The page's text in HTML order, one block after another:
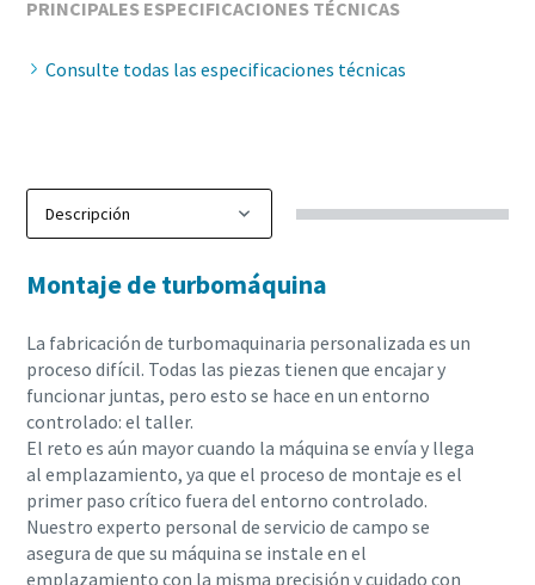
PRINCIPALES ESPECIFICACIONES TÉCNICAS
Consulte todas las especificaciones técnicas
Montaje de turbomáquina
La fabricación de turbomaquinaria personalizada es un
proceso difícil. Todas las piezas tienen que encajar y
funcionar juntas, pero esto se hace en un entorno
controlado: el taller.
El reto es aún mayor cuando la máquina se envía y llega
al emplazamiento, ya que el proceso de montaje es el
primer paso crítico fuera del entorno controlado.
Nuestro experto personal de servicio de campo se
asegura de que su máquina se instale en el
emplazamiento con la misma precisión y cuidado con